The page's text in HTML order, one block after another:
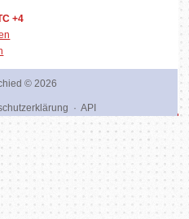
+4
© 2026
· API